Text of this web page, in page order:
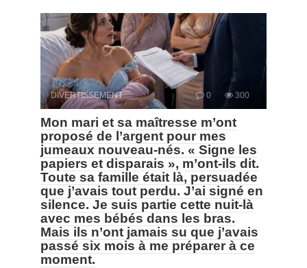
DIVERTISSEMENT 0 300
Mon mari et sa maîtresse m’ont
proposé de l’argent pour mes
jumeaux nouveau-nés. « Signe les
papiers et disparais », m’ont-ils dit.
Toute sa famille était là, persuadée
que j’avais tout perdu. J’ai signé en
silence. Je suis partie cette nuit-là
avec mes bébés dans les bras.
Mais ils n’ont jamais su que j’avais
passé six mois à me préparer à ce
moment.